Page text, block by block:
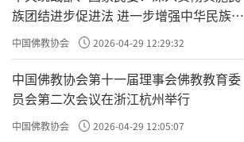
族团结进步促进法 进一步增强中华民族凝
聚力向心力
中国佛教协会 2026-04-29 12:29:32
中国佛教协会第十一届理事会佛教教育委
员会第二次会议在浙江杭州举行
中国佛教协会 2026-04-29 12:05:07